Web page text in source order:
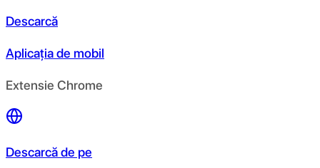
Descarcă
Aplicația de mobil
Extensie Chrome
Descarcă de pe